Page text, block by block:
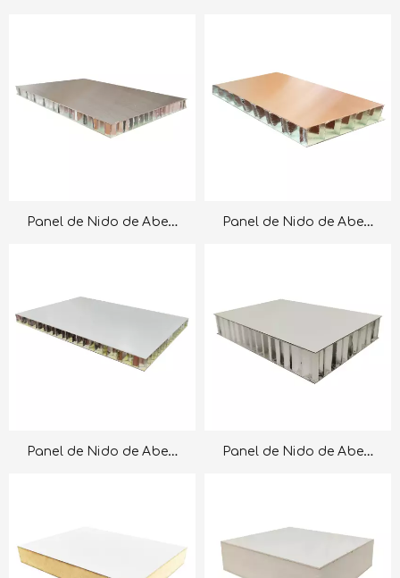
Panel de Nido de Abeja de Acero Inoxidable Panel de Nido de Abeja de Cobre
Panel de Nido de Abeja de Fibra de Vidrio FRP Panel de Nido de Abeja de HPL Laminado de Alta Presión